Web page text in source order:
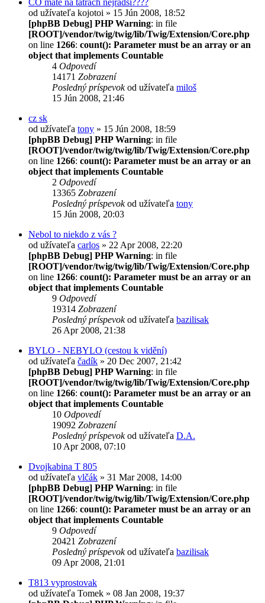
od užívateľa kojotoi » 15 Jún 2008, 18:52
[phpBB Debug] PHP Warning: in file
[ROOT]/vendor/twig/twig/lib/Twig/Extension/Core.php
on line 1266: count(): Parameter must be an array or an
object that implements Countable
4 Odpovedí
14171 Zobrazení
Posledný príspevokod užívateľa miloš
15 Jún 2008, 21:46
cz sk
od užívateľa tony » 15 Jún 2008, 18:59
[phpBB Debug] PHP Warning: in file
[ROOT]/vendor/twig/twig/lib/Twig/Extension/Core.php
on line 1266: count(): Parameter must be an array or an
object that implements Countable
2 Odpovedí
13365 Zobrazení
Posledný príspevokod užívateľa tony
15 Jún 2008, 20:03
Nebol to niekdo z vás ?
od užívateľa carlos » 22 Apr 2008, 22:20
[phpBB Debug] PHP Warning: in file
[ROOT]/vendor/twig/twig/lib/Twig/Extension/Core.php
on line 1266: count(): Parameter must be an array or an
object that implements Countable
9 Odpovedí
19314 Zobrazení
Posledný príspevokod užívateľa bazilisak
26 Apr 2008, 21:38
BYLO - NEBYLO (cestou k vidění)
od užívateľa čadík » 20 Dec 2007, 21:42
[phpBB Debug] PHP Warning: in file
[ROOT]/vendor/twig/twig/lib/Twig/Extension/Core.php
on line 1266: count(): Parameter must be an array or an
object that implements Countable
10 Odpovedí
19092 Zobrazení
Posledný príspevokod užívateľa D.A.
10 Apr 2008, 07:10
Dvojkabina T 805
od užívateľa vlčák » 31 Mar 2008, 14:00
[phpBB Debug] PHP Warning: in file
[ROOT]/vendor/twig/twig/lib/Twig/Extension/Core.php
on line 1266: count(): Parameter must be an array or an
object that implements Countable
9 Odpovedí
20421 Zobrazení
Posledný príspevokod užívateľa bazilisak
09 Apr 2008, 21:01
T813 vyprostovak
od užívateľa Tomek » 08 Jan 2008, 19:37